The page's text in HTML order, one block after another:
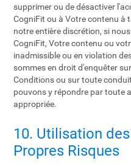
supprimer ou de désactiver
CogniFit ou à Votre contenu à
notre entière discrétion, si
CogniFit, Votre contenu ou
inadmissible ou en violation
sommes en droit d'enquêter
Conditions ou sur toute
pouvons y répondre par toute
appropriée.
10. Utilisation
Propres Risques